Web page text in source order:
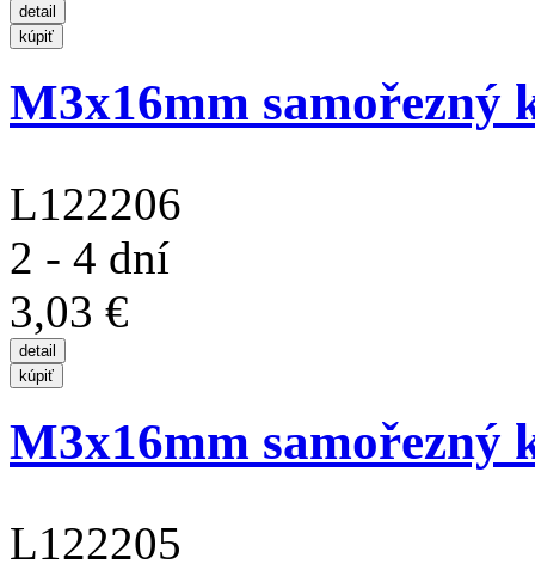
M3x16mm samořezný
L122206
2 - 4 dní
3,03 €
M3x16mm samořezný
L122205